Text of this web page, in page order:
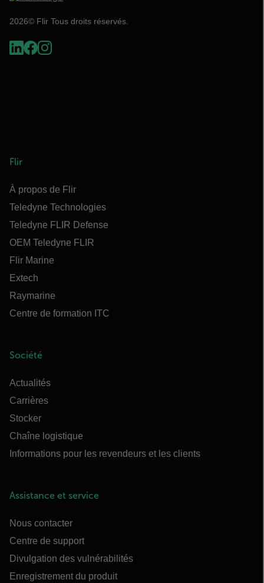
2026© Flir Tous droits réservés.
Flir
À propos de Flir
Teledyne Technologies
Teledyne FLIR Defense
OEM Teledyne FLIR
Flir Marine
Extech
Raymarine
Centre de formation ITC
Société
Actualités
Carrières
Stocker
Chaîne logistique
Informations pour les revendeurs et les clients
Assistance et service
Nous contacter
Centre de support
Divulgation des vulnérabilités
Enregistrement du produit